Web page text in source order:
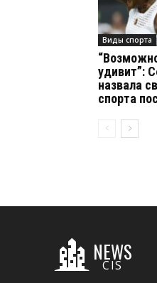
Виды спорта
удивит”:
назвала
спорта
NEWS
CIS